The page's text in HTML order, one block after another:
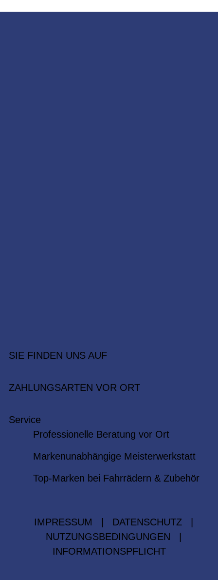
SIE FINDEN UNS AUF
ZAHLUNGSARTEN VOR ORT
Service
Professionelle Beratung vor Ort
Markenunabhängige Meisterwerkstatt
Top-Marken bei Fahrrädern & Zubehör
IMPRESSUM DATENSCHUTZ
NUTZUNGSBEDINGUNGEN
INFORMATIONSPFLICHT